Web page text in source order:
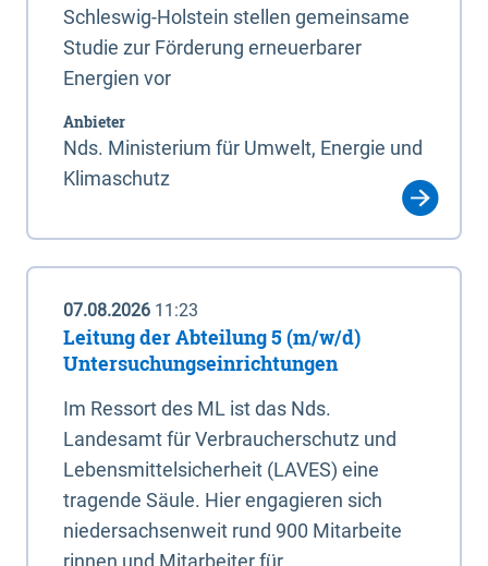
Schleswig-Holstein stellen gemeinsame
Studie zur Förderung erneuerbarer
Energien vor
Anbieter
Nds. Ministerium für Umwelt, Energie und
Klimaschutz
07.08.2026 11:23
Leitung der Abteilung 5 (m/w/d)
Untersuchungseinrichtungen
Im Ressort des ML ist das Nds.
Landesamt für Verbraucherschutz und
Lebensmittelsicherheit (LAVES) eine
tragende Säule. Hier engagieren sich
niedersachsenweit rund 900 Mitarbeite